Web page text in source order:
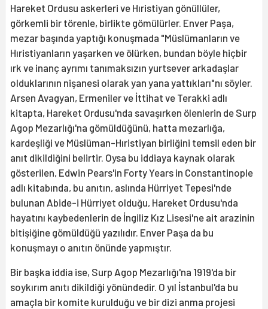
Hareket Ordusu askerleri ve Hıristiyan gönüllüler,
görkemli bir törenle, birlikte gömülürler. Enver Paşa,
mezar başında yaptığı konuşmada "Müslümanların ve
Hıristiyanların yaşarken ve ölürken, bundan böyle hiçbir
ırk ve inanç ayrımı tanımaksızın yurtsever arkadaşlar
olduklarının nişanesi olarak yan yana yattıkları"nı söyler.
Arsen Avagyan, Ermeniler ve İttihat ve Terakki adlı
kitapta, Hareket Ordusu'nda savaşırken ölenlerin de Surp
Agop Mezarlığı'na gömüldüğünü, hatta mezarlığa,
kardeşliği ve Müslüman-Hıristiyan birliğini temsil eden bir
anıt dikildiğini belirtir. Oysa bu iddiaya kaynak olarak
gösterilen, Edwin Pears'in Forty Years in Constantinople
adlı kitabında, bu anıtın, aslında Hürriyet Tepesi'nde
bulunan Abide-i Hürriyet olduğu, Hareket Ordusu'nda
hayatını kaybedenlerin de İngiliz Kız Lisesi'ne ait arazinin
bitişiğine gömüldüğü yazılıdır. Enver Paşa da bu
konuşmayı o anıtın önünde yapmıştır.
Bir başka iddia ise, Surp Agop Mezarlığı'na 1919'da bir
soykırım anıtı dikildiği yönündedir. O yıl İstanbul'da bu
amaçla bir komite kurulduğu ve bir dizi anma projesi